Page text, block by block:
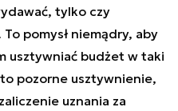
tylko czy
pomysł niemądry, aby
usztywniać budżet w taki
to pozorne usztywnienie,
uznania za